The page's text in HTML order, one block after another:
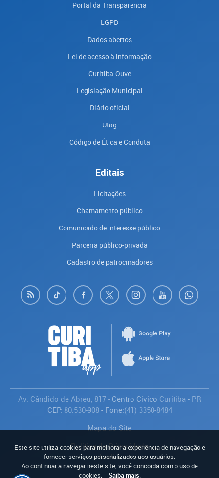
Portal da Transparencia
LGPD
Dados abertos
Lei de acesso à informação
Curitiba-Ouve
Legislação Municipal
Diário oficial
Utag
Código de Ética e Conduta
Editais
Licitações
Chamamento público
Comunicado de interesse público
Parceria público-privada
Cadastro de patrocinadores
Av. Cândido de Abreu, 817- Centro Cívico Curitiba- PR
CEP: 80.530-908- Fone:(41) 3350-8484
Mapa do Site
Política de Privacidade
Avaliar
Este site utiliza cookies para melhorar a experiência de navegação e
fornecer serviços personalizados aos usuários.
Ao continuar a navegar neste site, você concorda com o uso de
cookies.
Saiba mais.